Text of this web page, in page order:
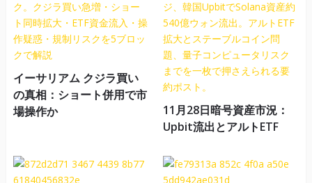
イーサリアム クジラ買い
の真相：ショート併用で市
場操作か
11月28日暗号資産市況：
Upbit流出とアルトETF